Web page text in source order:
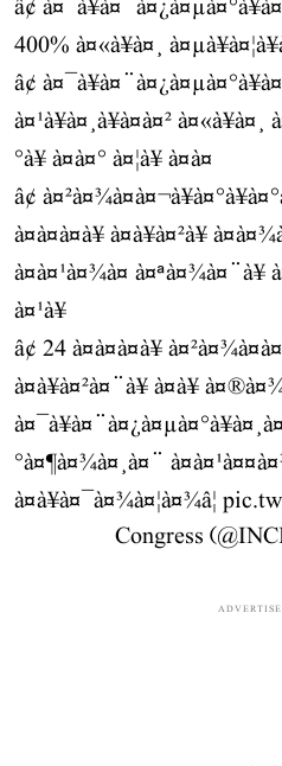
â¢
400% à¤«à¥à¤¸
â¢
à¤¹à¥à¤¸à¥à¤à¤²
°à¥ à¤à¤° à¤¦à¥ à¤à¤
â¢
à¤à¤à¤à¥ à¤à¥à¤²à¥
à¤à¤¹à¤¾à¤
à¤¹à¥
â¢ 24 à¤à¤à¤à¥
à¤à¥à¤²à¤¨à¥ à¤à¥
°à¤¶à¤¾à¤¸à¤¨
à¤à¥à¤¯à¤¾à¤¦à¤¾â¦